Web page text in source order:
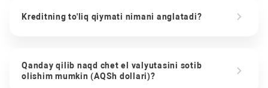
Kreditning to'liq qiymati nimani anglatadi?
Qanday qilib naqd chet el valyutasini sotib
olishim mumkin (AQSh dollari)?